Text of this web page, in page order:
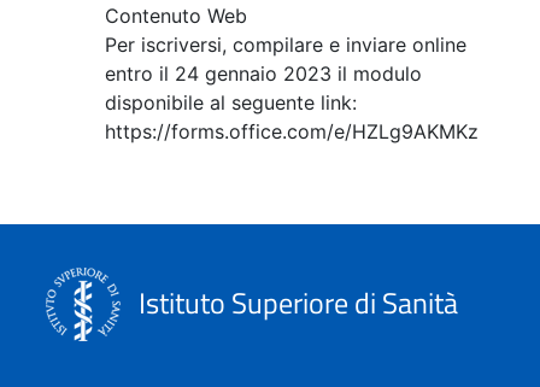
Contenuto Web
Per iscriversi, compilare e inviare online
entro il 24 gennaio 2023 il modulo
disponibile al seguente link:
https://forms.office.com/e/HZLg9AKMKz
Istituto Superiore di Sanità